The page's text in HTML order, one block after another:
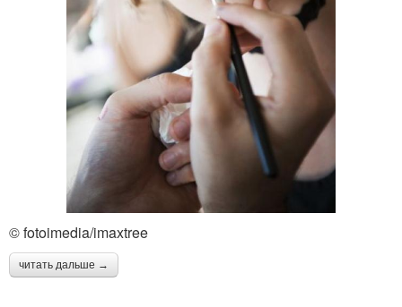
© fotoimedia/imaxtree
читать дальше →